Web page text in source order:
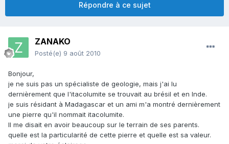
Répondre à ce sujet
ZANAKO
Posté(e) 9 août 2010
Bonjour,
je ne suis pas un spécialiste de geologie, mais j'ai lu
dernièrement que l'itacolumite se trouvait au brésil et en Inde.
je suis résidant à Madagascar et un ami m'a montré dernièrement
une pierre qu'il nommait itacolumite.
Il me disait en avoir beaucoup sur le terrain de ses parents.
quelle est la particularité de cette pierre et quelle est sa valeur.